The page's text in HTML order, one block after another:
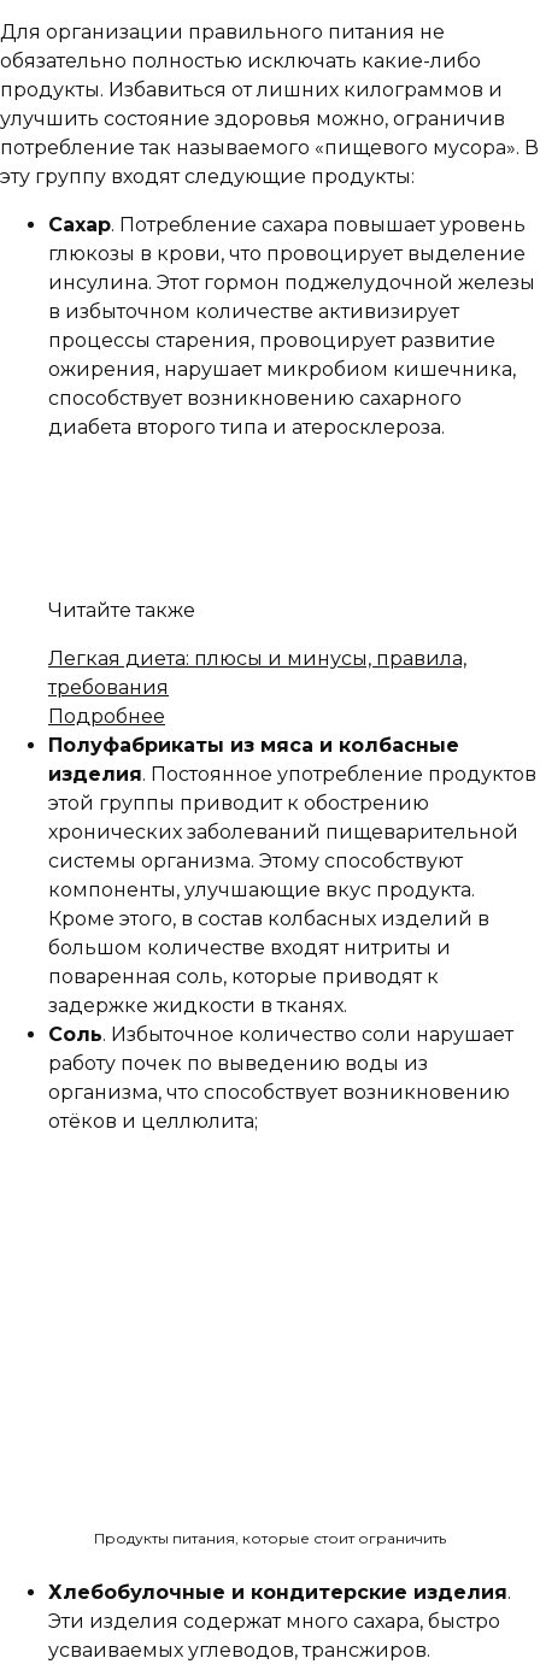
Для организации правильного питания не
обязательно полностью исключать какие-либо
продукты. Избавиться от лишних килограммов и
улучшить состояние здоровья можно, ограничив
потребление так называемого «пищевого мусора». В
эту группу входят следующие продукты:
Сахар. Потребление сахара повышает уровень
глюкозы в крови, что провоцирует выделение
инсулина. Этот гормон поджелудочной железы
в избыточном количестве активизирует
процессы старения, провоцирует развитие
ожирения, нарушает микробиом кишечника,
способствует возникновению сахарного
диабета второго типа и атеросклероза.
Читайте также
Легкая диета: плюсы и минусы, правила,
требования
Подробнее
Полуфабрикаты из мяса и колбасные
изделия. Постоянное употребление продуктов
этой группы приводит к обострению
хронических заболеваний пищеварительной
системы организма. Этому способствуют
компоненты, улучшающие вкус продукта.
Кроме этого, в состав колбасных изделий в
большом количестве входят нитриты и
поваренная соль, которые приводят к
задержке жидкости в тканях.
Соль. Избыточное количество соли нарушает
работу почек по выведению воды из
организма, что способствует возникновению
отёков и целлюлита;
Продукты питания, которые стоит ограничить
Хлебобулочные и кондитерские изделия.
Эти изделия содержат много сахара, быстро
усваиваемых углеводов, трансжиров.